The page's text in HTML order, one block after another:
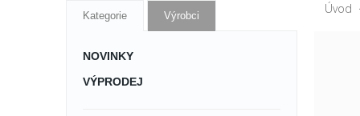
Kategorie Výrobci
NOVINKY
VÝPRODEJ
Úvod